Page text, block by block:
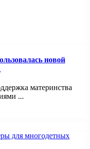
новой
материнства
...